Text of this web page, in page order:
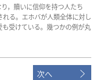
， 贖いに信仰を持つ人たち
れる。エホバが人類全体に対し
も受けている。 幾つかの例が丸
次へ